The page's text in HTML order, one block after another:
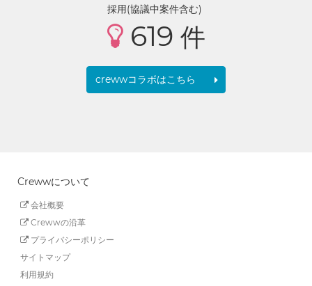
採用(協議中案件含む)
619 件
crewwコラボはこちら
Crewwについて
会社概要
Crewwの沿革
プライバシーポリシー
サイトマップ
利用規約